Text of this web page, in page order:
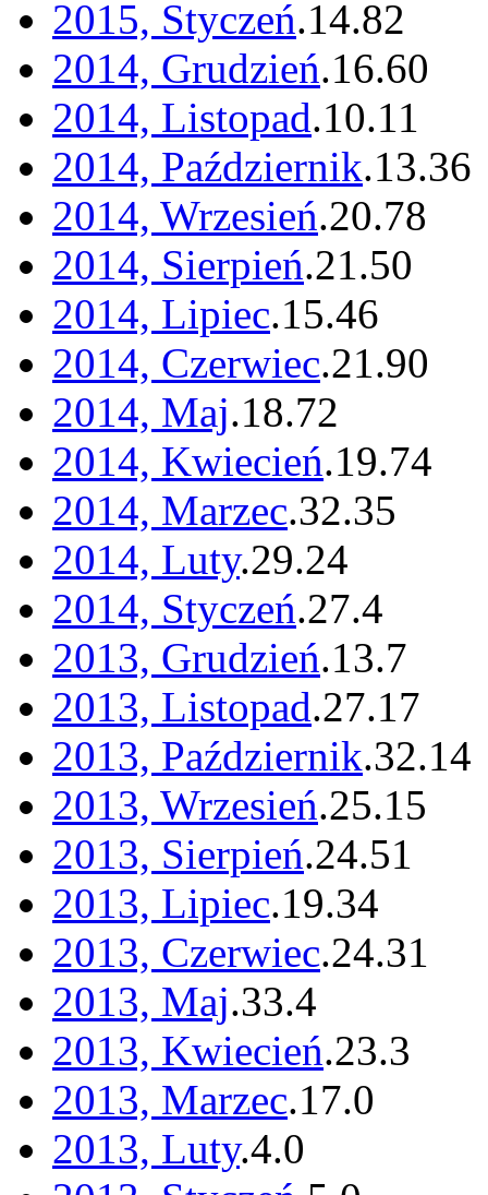
2015, Styczeń.14.82
2014, Grudzień.16.60
2014, Listopad.10.11
2014, Październik.13.36
2014, Wrzesień.20.78
2014, Sierpień.21.50
2014, Lipiec.15.46
2014, Czerwiec.21.90
2014, Maj.18.72
2014, Kwiecień.19.74
2014, Marzec.32.35
2014, Luty.29.24
2014, Styczeń.27.4
2013, Grudzień.13.7
2013, Listopad.27.17
2013, Październik.32.14
2013, Wrzesień.25.15
2013, Sierpień.24.51
2013, Lipiec.19.34
2013, Czerwiec.24.31
2013, Maj.33.4
2013, Kwiecień.23.3
2013, Marzec.17.0
2013, Luty.4.0